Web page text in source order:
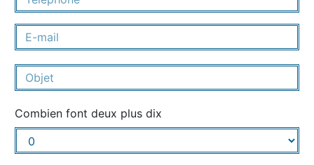
Combien font deux plus dix